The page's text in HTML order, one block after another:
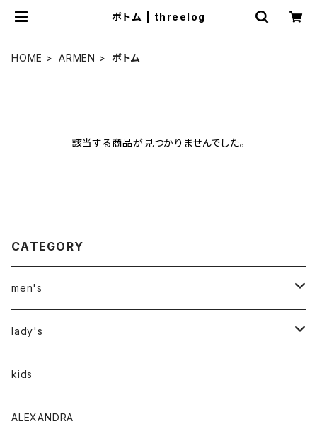
ボトム | threelog
HOME ARMEN ボトム
該当する商品が見つかりませんでした。
CATEGORY
men's
アウター
トップス
Tシャツ
ボトムス
lady's
アウター
トップス
kids
ALEXANDRA